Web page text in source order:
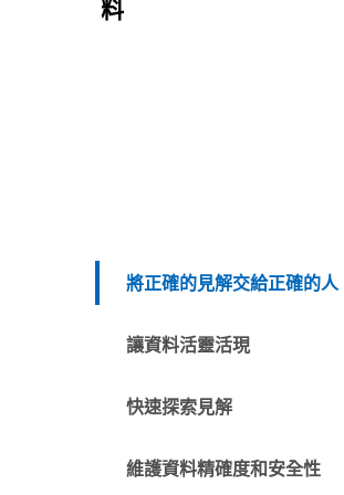
料
將正確的見解交給正確的人
讓資料活靈活現
快速探索見解
維護資料精確度和安全性